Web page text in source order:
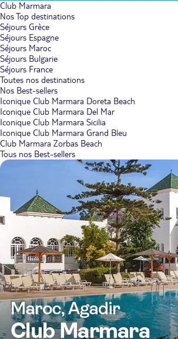
Club Marmara
Nos Top destinations
Séjours Grèce
Séjours Espagne
Séjours Maroc
Séjours Bulgarie
Séjours France
Toutes nos destinations
Nos Best-sellers
Iconique Club Marmara Doreta Beach
Iconique Club Marmara Del Mar
Iconique Club Marmara Sicilia
Iconique Club Marmara Grand Bleu
Club Marmara Zorbas Beach
Tous nos Best-sellers